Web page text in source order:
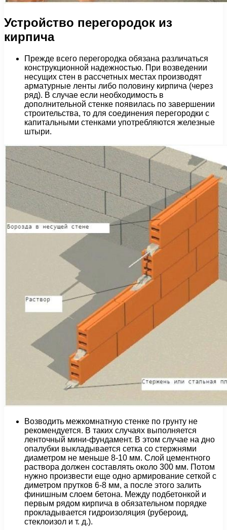
Устройство перегородок из
кирпича
Прежде всего перегородка обязана различаться
конструкционной надежностью. При возведении
несущих стен в рассчетных местах производят
арматурные ленты либо половину кирпича (через
ряд). В случае если необходимость в
дополнительной стенке появилась по завершении
строительства, то для соединения перегородки с
капитальными стенками употребляются железные
штыри.
Возводить межкомнатную стенке по грунту не
рекомендуется. В таких случаях выполняется
ленточный мини-фундамент. В этом случае на дно
опалубки выкладывается сетка со стержнями
диаметром не меньше 8-10 мм. Слой цементного
раствора должен составлять около 300 мм. Потом
нужно произвести еще одно армирование сеткой с
диметром прутков 6-8 мм, а после этого залить
финишным слоем бетона. Между подбетонкой и
первым рядом кирпича в обязательном порядке
прокладывается гидроизоляция (рубероид,
стеклоизол и т. д.).